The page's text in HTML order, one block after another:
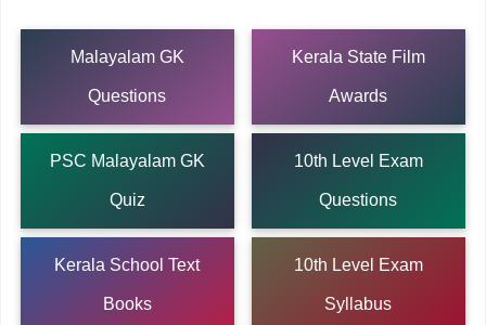
Malayalam GK
Questions
Kerala State Film
Awards
PSC Malayalam GK
Quiz
10th Level Exam
Questions
Kerala School Text
Books
10th Level Exam
Syllabus